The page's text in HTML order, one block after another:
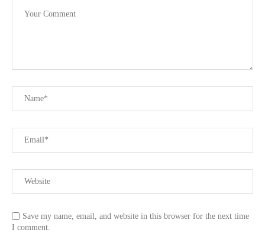
Save my name, email, and website in this browser for the next time
I comment.